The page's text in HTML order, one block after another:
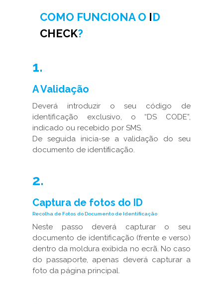
COMO FUNCIONA O ID
CHECK?
1.
A Validação
Deverá introduzir o seu código de
identificação exclusivo, o “DS CODE”,
indicado ou recebido por SMS.
De seguida inicia-se a validação do seu
documento de identiﬁcação.
2.
Captura de fotos do ID
Recolha de Fotos do Documento de Identiﬁcação
Neste passo deverá capturar o seu
documento de identificação (frente e verso)
dentro da moldura exibida no ecrã. No caso
do passaporte, apenas deverá capturar a
foto da página principal.